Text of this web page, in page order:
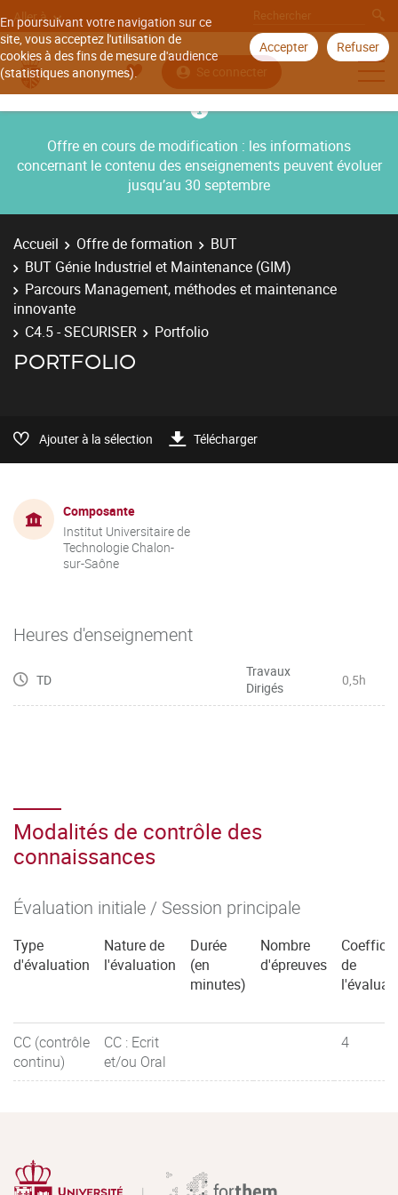
En poursuivant votre navigation sur ce
site, vous acceptez l'utilisation de
cookies à des fins de mesure d'audience
(statistiques anonymes).
Accepter Refuser
Aller à
Se connecter
Offre en cours de modification : les informations
concernant le contenu des enseignements peuvent évoluer
jusqu’au 30 septembre
Accueil Offre de formation
BUT
BUT Génie Industriel et Maintenance (GIM)
Parcours Management, méthodes et maintenance
innovante
C4.5 - SECURISER
Portfolio
PORTFOLIO
Ajouter à la sélection Télécharger
Composante
Institut Universitaire de
Technologie Chalon-
sur-Saône
Heures d'enseignement
TD
Travaux
Dirigés
0,5h
Modalités de contrôle des
connaissances
Évaluation initiale / Session principale
Type
d'évaluation
Nature de
l'évaluation
Durée
(en
minutes)
Nombre
d'épreuves
de
CC (contrôle
continu)
CC : Ecrit
et/ou Oral
4